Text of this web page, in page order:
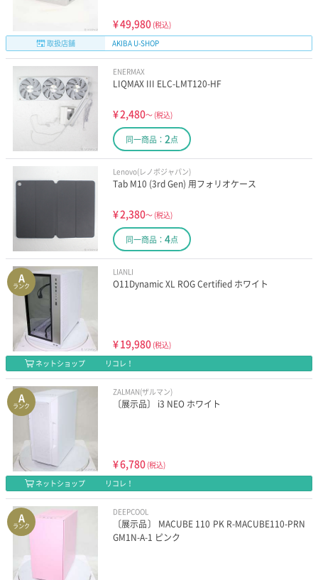
¥49,980 (税込)
取扱店舗
AKIBA U-SHOP
ENERMAX
LIQMAX III ELC-LMT120-HF
¥2,480～ (税込)
同一商品： 2点
Lenovo(レノボジャパン)
Tab M10 (3rd Gen) 用フォリオケース
¥2,380～ (税込)
同一商品： 4点
A
ランク
LIANLI
O11Dynamic XL ROG Certified ホワイト
¥19,980 (税込)
ネットショップ
リコレ！
A
ランク
ZALMAN(ザルマン)
〔展示品〕 i3 NEO ホワイト
¥6,780 (税込)
ネットショップ
リコレ！
A
ランク
DEEPCOOL
〔展示品〕 MACUBE 110 PK R-MACUBE110-PRN
GM1N-A-1 ピンク